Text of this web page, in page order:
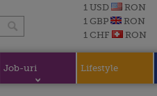
1 USD
RON
1 GBP
RON
1 CHF
RON
Job-uri Lifestyle